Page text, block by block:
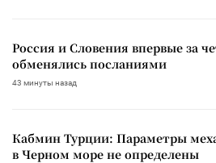
Россия и Словения впервые за
обменялись посланиями
43 минуты назад
Кабмин Турции: Параметры
в Черном море не определены